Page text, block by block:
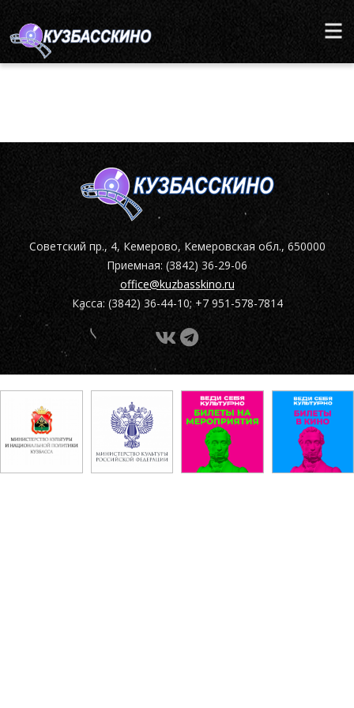
Советский пр., 4, Кемерово, Кемеровская обл., 650000
Приемная: (3842) 36-29-06
office@kuzbasskino.ru
Касса: (3842) 36-44-10; +7 951-578-7814